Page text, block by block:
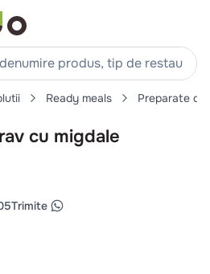
produs, tip de restaurant,
Ready meals Preparate
cu migdale
Trimite